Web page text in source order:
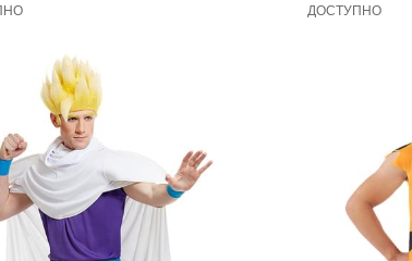
ДОСТУПНО